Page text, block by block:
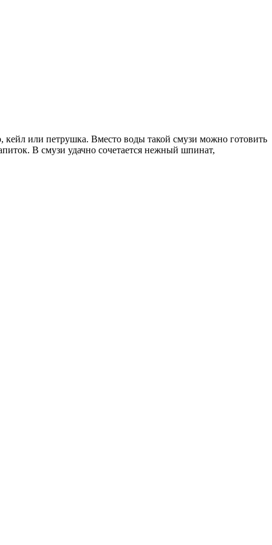
кейл или петрушка. Вместо воды такой смузи можно готовить
В смузи удачно сочетается нежный шпинат,